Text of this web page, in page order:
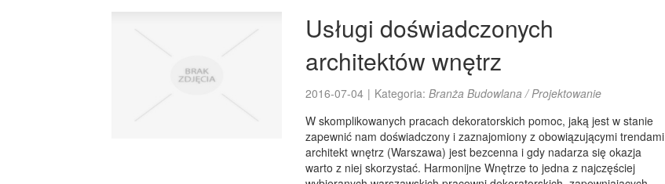
Usługi doświadczonych
architektów wnętrz
2016-07-04 | Kategoria: Branża Budowlana / Projektowanie
W skomplikowanych pracach dekoratorskich pomoc, jaką jest w stanie
zapewnić nam doświadczony i zaznajomiony z obowiązującymi trendami
architekt wnętrz (Warszawa) jest bezcenna i gdy nadarza się okazja
warto z niej skorzystać. Harmonijne Wnętrze to jedna z najczęściej